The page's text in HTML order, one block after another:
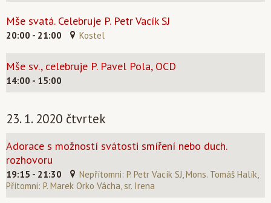
Mše svatá. Celebruje P. Petr Vacík SJ
20:00 - 21:00 Kostel
Mše sv., celebruje P. Pavel Pola, OCD
14:00 - 15:00
23. 1. 2020 čtvrtek
Adorace s možností svátosti smíření nebo duch.
rozhovoru
19:15 - 21:30
Nepřítomni: P. Petr Vacík SJ, Mons. Tomáš Halík,
Přítomni: P. Marek Orko Vácha, sr. Irena